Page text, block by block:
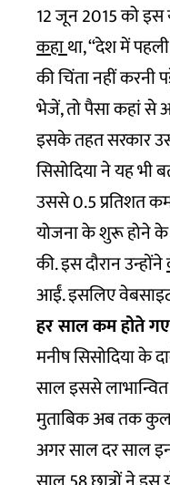
12 जून 2015 को इस
कहाथा, ‘‘देश में
की चिंता नहीं
भेजें, तो पैसा कहां से
इसके तहत सरकार
सिसोदिया ने यह भी
उससे 0.5 प्रतिशत
योजना के शुरू होने
की. इस दौरान उन्होंने
आईं. इसलिए वेबसाइट
हर साल कम होते गए
मनीष सिसोदिया के
साल इससे
मुताबिक अब तक कुल
अगर साल दर साल